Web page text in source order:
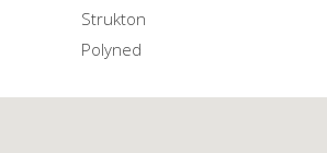
Strukton
Polyned